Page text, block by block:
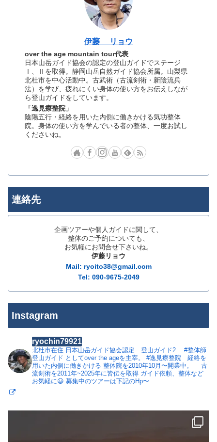
伊藤 リョウ
over the age mountain tour代表
日本山岳ガイド協会の認定の登山ガイドでステージ
Ⅰ、Ⅱを取得。静岡山岳自然ガイド協会所属。山梨県
北杜市を中心活動中。古武術（古流剣術・新陰流兵
法）を学び、疲れにくい身体の使い方をお伝えしなが
ら登山ガイドをしています。
「逸見療整院」
陰陽五行・経絡を用いた内側に働きかける気功整体
院。身体の使い方を学んでいる者の整体、一度お試し
くださいね。
連絡先
企画ツアーや個人ガイドに関して、
整体のご予約についても、
お気軽にお問合せ下さいね。
伊藤リョウ
Mail: ryoito38@gmail.com
Tel: 090-9675-2049
Instagram
ryochin79921
北杜市在住 日本山岳ガイド協会認定 登山ガイド2
#整体師
登山ガイド としてover the ageを主宰。
#逸見療整院 経絡を
用いた内側に働きかける 整体院を2010年10月〜開業中。
古
流剣術を2011年~2025年に皆伝を取得 ガイド依頼、整体など
お気軽に😃 募集中のツアーは下記のHp〜